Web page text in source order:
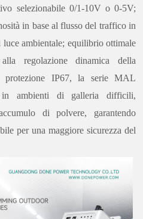
selezionabile 0/1-10V o 0-5V;
in base al flusso del traffico in
ambientale; equilibrio ottimale
regolazione dinamica della
protezione IP67, la serie MAL
in ambienti di galleria difficili,
di polvere, garantendo
per una maggiore sicurezza del